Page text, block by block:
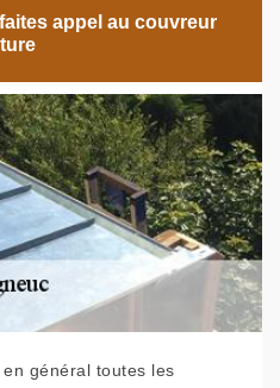
appel au couvreur
général toutes les